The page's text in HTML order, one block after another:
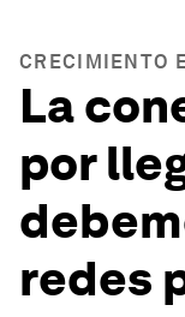
CRECIMIENTO
La
por
redes